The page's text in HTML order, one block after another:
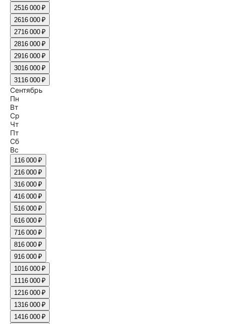
2516 000 ₽
2616 000 ₽
2716 000 ₽
2816 000 ₽
2916 000 ₽
3016 000 ₽
3116 000 ₽
Сентябрь
Пн
Вт
Ср
Чт
Пт
Сб
Вс
116 000 ₽
216 000 ₽
316 000 ₽
416 000 ₽
516 000 ₽
616 000 ₽
716 000 ₽
816 000 ₽
916 000 ₽
1016 000 ₽
1116 000 ₽
1216 000 ₽
1316 000 ₽
1416 000 ₽